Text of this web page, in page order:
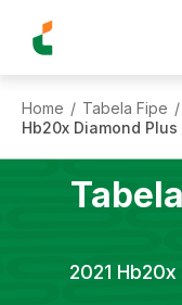
Home / Tabela Fipe /
Hb20x Diamond
2021 Hb20x